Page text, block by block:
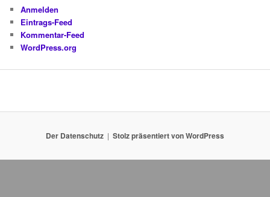
Anmelden
Eintrags-Feed
Kommentar-Feed
WordPress.org
Der Datenschutz Stolz präsentiert von WordPress